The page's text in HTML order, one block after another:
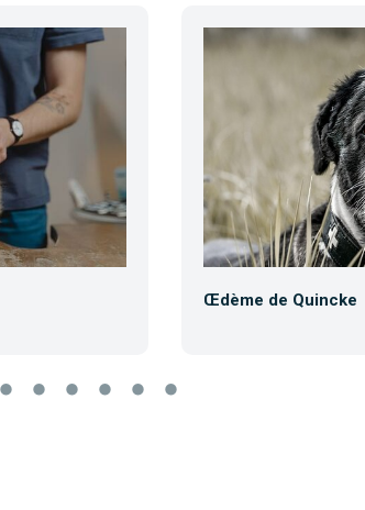
Œdème de Quincke